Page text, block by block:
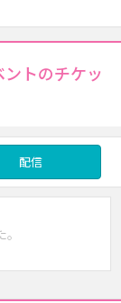
トのチケッ
配信